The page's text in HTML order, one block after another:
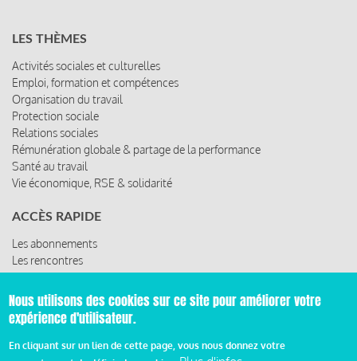
LES THÈMES
Activités sociales et culturelles
Emploi, formation et compétences
Organisation du travail
Protection sociale
Relations sociales
Rémunération globale & partage de la performance
Santé au travail
Vie économique, RSE & solidarité
ACCÈS RAPIDE
Les abonnements
Les rencontres
Les ressources
© 2019 Miroir Social - Réalisé parCafffeine
Nous utilisons des cookies sur ce site pour améliorer votre
expérience d'utilisateur.
En cliquant sur un lien de cette page, vous nous donnez votre